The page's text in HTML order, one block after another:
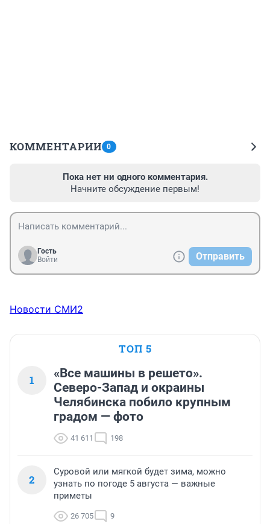
КОММЕНТАРИИ 0
Пока нет ни одного комментария.
Начните обсуждение первым!
Гость
Войти
Отправить
Новости СМИ2
ТОП 5
1
«Все машины в решето».
Северо-Запад и окраины
Челябинска побило крупным
градом — фото
41 611 198
2
Суровой или мягкой будет зима, можно
узнать по погоде 5 августа — важные
приметы
26 705 9